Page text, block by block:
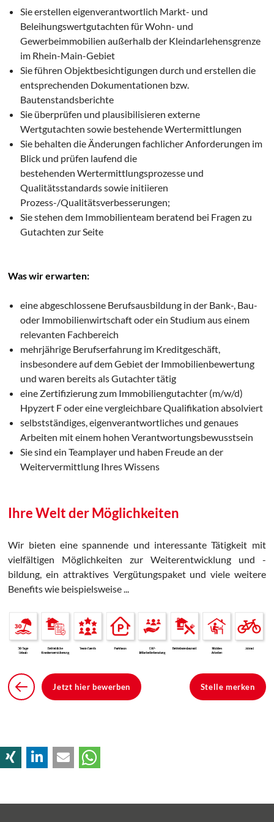
Sie erstellen eigenverantwortlich Markt- und
Beleihungswertgutachten für Wohn- und
Gewerbeimmobilien außerhalb der Kleindarlehensgrenze
im Rhein-Main-Gebiet
Sie führen Objektbesichtigungen durch und erstellen die
entsprechenden Dokumentationen bzw.
Bautenstandsberichte
Sie überprüfen und plausibilisieren externe
Wertgutachten sowie bestehende Wertermittlungen
Sie behalten die Änderungen fachlicher Anforderungen im
Blick und prüfen laufend die
bestehenden Wertermittlungsprozesse und
Qualitätsstandards sowie initiieren
Prozess-/Qualitätsverbesserungen;
Sie stehen dem Immobilienteam beratend bei Fragen zu
Gutachten zur Seite
Was wir erwarten:
eine abgeschlossene Berufsausbildung in der Bank-, Bau-
oder Immobilienwirtschaft oder ein Studium aus einem
relevanten Fachbereich
mehrjährige Berufserfahrung im Kreditgeschäft,
insbesondere auf dem Gebiet der Immobilienbewertung
und waren bereits als Gutachter tätig
eine Zertifizierung zum Immobiliengutachter (m/w/d)
Hpyzert F oder eine vergleichbare Qualifikation absolviert
selbstständiges, eigenverantwortliches und genaues
Arbeiten mit einem hohen Verantwortungsbewusstsein
Sie sind ein Teamplayer und haben Freude an der
Weitervermittlung Ihres Wissens
Ihre Welt der Möglichkeiten
Wir bieten eine spannende und interessante Tätigkeit mit
vielfältigen Möglichkeiten zur Weiterentwicklung und -
bildung, ein attraktives Vergütungspaket und viele weitere
Benefits wie beispielsweise ...
Jetzt hier bewerben Stelle merken